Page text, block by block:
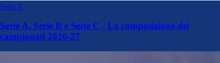
Serie A
Serie A, Serie B e Serie C - La composizione dei
campionati 2026-27